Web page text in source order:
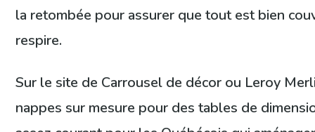
la retombée pour assurer que tout est bien
respire.
Sur le site de Carrousel de décor ou Leroy
nappes sur mesure pour des tables de